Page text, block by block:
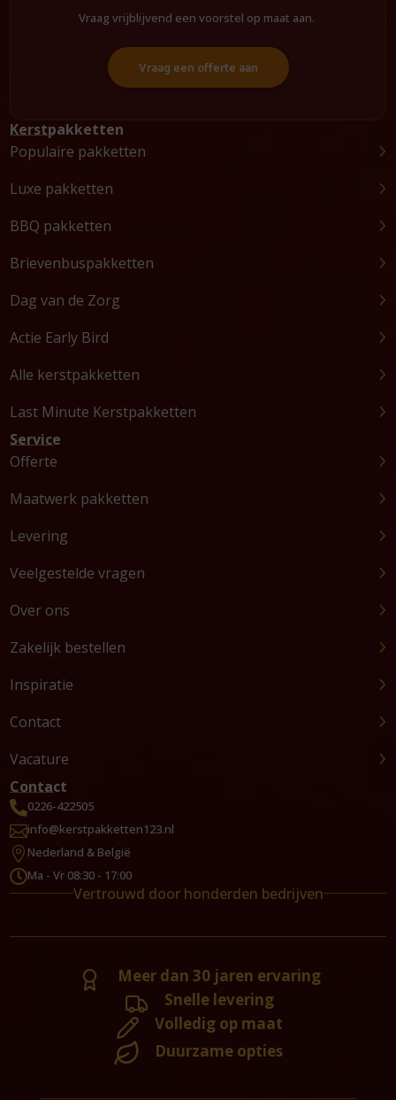
Vraag vrijblijvend een voorstel op maat aan.
Vraag een offerte aan
Kerstpakketten
Populaire pakketten
Luxe pakketten
BBQ pakketten
Brievenbuspakketten
Dag van de Zorg
Actie Early Bird
Alle kerstpakketten
Last Minute Kerstpakketten
Service
Offerte
Maatwerk pakketten
Levering
Veelgestelde vragen
Over ons
Zakelijk bestellen
Inspiratie
Contact
Vacature
Contact
0226-422505
info@kerstpakketten123.nl
 Nederland & België
Ma - Vr 08:30 - 17:00
Vertrouwd door honderden bedrijven
Meer dan 30 jaren ervaring
Snelle levering
Volledig op maat
Duurzame opties